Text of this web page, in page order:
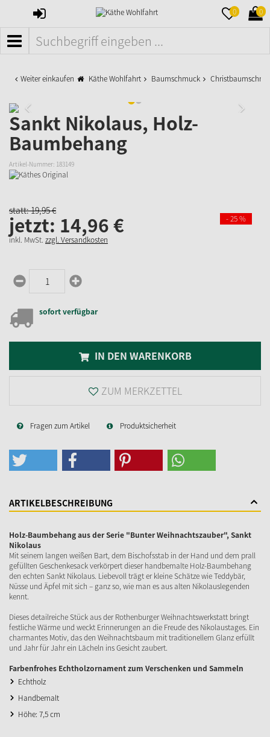
ANMELDEN 0 0
MENÜ
Weiter einkaufen Käthe Wohlfahrt Baumschmuck
Sankt Nikolaus, Holz-
Baumbehang
Artikel-Nummer: 183149
statt:19,95€
jetzt: 14,96€
- 25 %
inkl. MwSt. zzgl. Versandkosten
sofort verfügbar
IN DEN WARENKORB
ZUM MERKZETTEL
Fragen zum Artikel Produktsicherheit
ARTIKELBESCHREIBUNG
Holz-Baumbehang aus der Serie "Bunter Weihnachtszauber", Sankt
Nikolaus
Mit seinem langen weißen Bart, dem Bischofsstab in der Hand und dem prall
gefüllten Geschenkesack verkörpert dieser handbemalte Holz-Baumbehang
den echten Sankt Nikolaus. Liebevoll trägt er kleine Schätze wie Teddybär,
Nüsse und Äpfel mit sich – ganz so, wie man es aus alten Nikolauslegenden
kennt.
Dieses detailreiche Stück aus der Rothenburger Weihnachtswerkstatt bringt
festliche Wärme und weckt Erinnerungen an die Freude des Nikolaustages. Ein
charmantes Motiv, das den Weihnachtsbaum mit traditionellem Glanz erfüllt
und Jahr für Jahr ein Lächeln ins Gesicht zaubert.
Farbenfrohes Echtholzornament zum Verschenken und Sammeln
Echtholz
Handbemalt
Höhe: 7,5 cm